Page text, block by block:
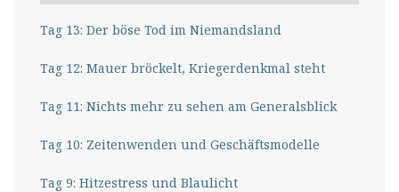
Tag 13: Der böse Tod im Niemandsland
Tag 12: Mauer bröckelt, Kriegerdenkmal steht
Tag 11: Nichts mehr zu sehen am Generalsblick
Tag 10: Zeitenwenden und Geschäftsmodelle
Tag 9: Hitzestress und Blaulicht